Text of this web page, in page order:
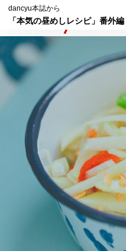
dancyu本誌から